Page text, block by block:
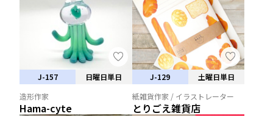
J-157
日曜日単日
造形作家
Hama-cyte
J-129
土曜日単日
紙雑貨作家 / イラストレーター
とりごえ雑貨店